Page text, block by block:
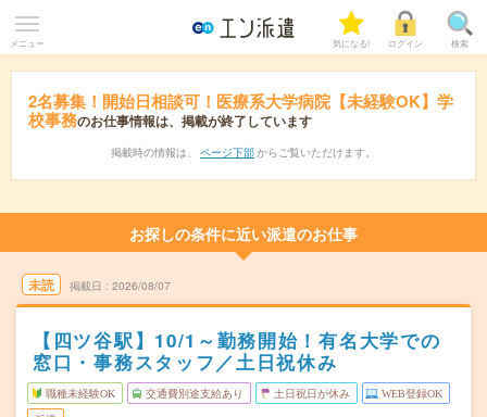
メニュー 気になる! ログイン 検索
2名募集！開始日相談可！医療系大学病院【未経験OK】学
校事務のお仕事情報は、掲載が終了しています
掲載時の情報は、 ページ下部 からご覧いただけます。
お探しの条件に近い派遣のお仕事
未読 掲載日 2026/08/07
【四ツ谷駅】10/1～勤務開始！有名大学での
窓口・事務スタッフ／土日祝休み
職種未経験OK 交通費別途支給あり 土日祝日が休み WEB登録OK